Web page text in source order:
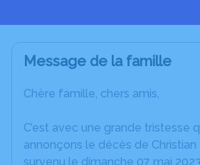
Message de la famille
Chère famille, chers amis,
C’est avec une grande tristesse
annonçons le décès de Christian
survenu le dimanche 07 mai